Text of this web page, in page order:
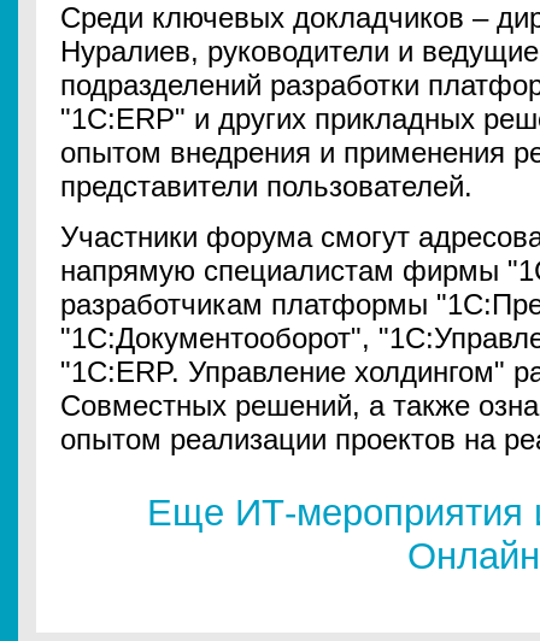
Среди ключевых докладчиков –
Нуралиев, руководители и
подразделений разработки
"1С:ERP" и других прикладных
опытом внедрения и применения
представители пользователей.
Участники форума смогут
напрямую специалистам фирмы
разработчикам платформы
"1С:Документооборот",
"1С:ERP. Управление холдингом"
Совместных решений, а также
опытом реализации проектов на
Еще ИТ-мероприятия
Онлайн